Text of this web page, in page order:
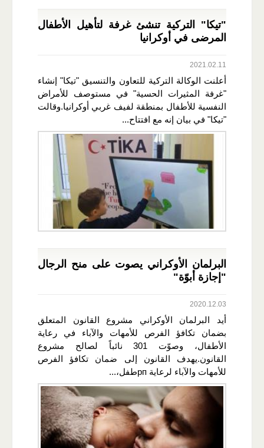
"تيكا" التركية تنشئ غرفة لتأهيل الأطفال
المرضى في أوكرانيا
2021.02.11
أعلنت الوكالة التركية للتعاون والتنسيق "تيكا" إنشاء
"غرفة المثيرات الحسية" في مستوصف للأمراض
النفسية للأطفال بمنطقة لفيف غربي أوكرانيا.وقالت
"تيكا" في بيان إنه مع افتتاح...
البرلمان الأوكراني يصوت على منح الرجال
"إجازة أبوّة"
2020.12.03
أيد البرلمان الأوكراني مشروع القانون المتعلق
بضمان تكافؤ الفرص للأمهات والآباء في رعاية
الأطفال، وصوّت 301 نائباً لصالح مشروع
القانون.يهدف القانون إلى ضمان تكافؤ الفرص
للأمهات والآباء لرعاية рпطفل،...